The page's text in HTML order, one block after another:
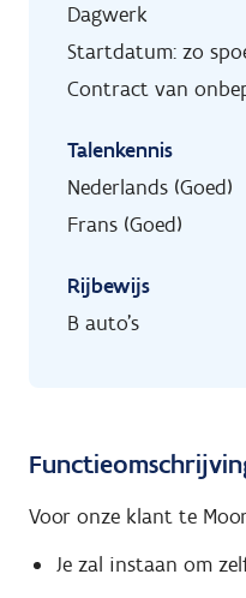
Dagwerk
Startdatum: zo
Contract van
Talenkennis
Nederlands (Goed)
Frans (Goed)
Rijbewijs
B auto's
Voor onze klant te
Je zal instaan om